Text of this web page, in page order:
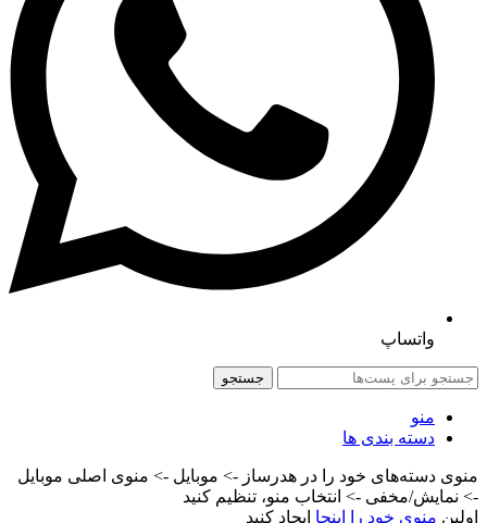
واتساپ
جستجو
منو
دسته بندی ها
منوی دسته‌های خود را در هدرساز -> موبایل -> منوی اصلی موبایل
-> نمایش/مخفی -> انتخاب منو، تنظیم کنید
اولین منوی خود را اینجا ایجاد کنید